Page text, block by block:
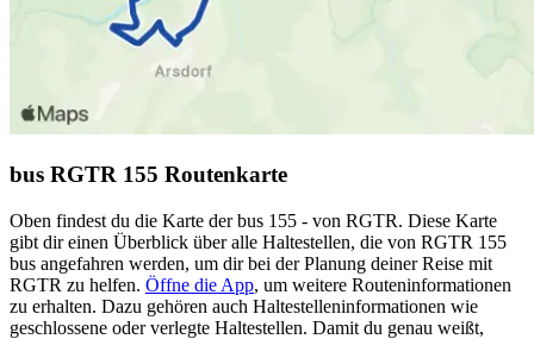
bus RGTR 155 Routenkarte
Oben findest du die Karte der bus 155 - von RGTR. Diese Karte
gibt dir einen Überblick über alle Haltestellen, die von RGTR 155
bus angefahren werden, um dir bei der Planung deiner Reise mit
RGTR zu helfen. Öffne die App, um weitere Routeninformationen
zu erhalten. Dazu gehören auch Haltestelleninformationen wie
geschlossene oder verlegte Haltestellen. Damit du genau weißt,